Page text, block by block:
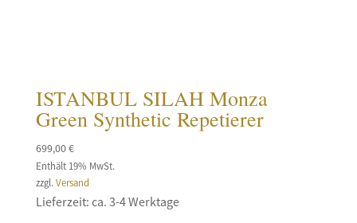
ISTANBUL SILAH Monza
Green Synthetic Repetierer
699,00€
Enthält 19% MwSt.
zzgl. Versand
Lieferzeit: ca. 3-4 Werktage